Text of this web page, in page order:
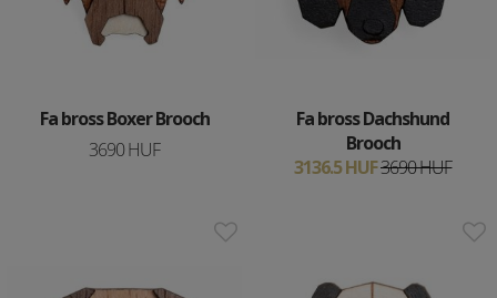
Fa bross Boxer Brooch
3690 HUF
Fa bross Dachshund
Brooch
3136.5 HUF3690 HUF